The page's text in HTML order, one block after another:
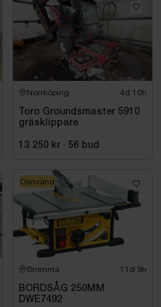
Norrköping 4d 10h
Toro Groundsmaster 5910
gräsklippare
13 250 kr · 56 bud
Bromma 11d 9h
BORDSÅG 250MM
DWE7492
Oanvänd